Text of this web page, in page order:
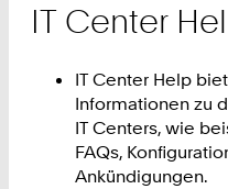
IT Center
IT Center Help
Informationen zu
IT Centers, wie
FAQs,
Ankündigungen.